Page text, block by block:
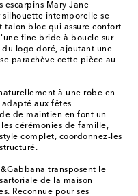
escarpins Mary Jane
intemporelle se
bloc qui assure confort
fine bride à boucle sur
logo doré, ajoutant une
parachève cette pièce au
à une robe en
aux fêtes
de maintien en font un
cérémonies de famille,
complet, coordonnez-les
transposent le
de la maison
Reconnue pour ses